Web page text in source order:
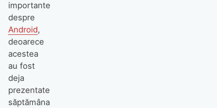
importante
despre
Android,
deoarece
acestea
au fost
deja
prezentate
săptămâna